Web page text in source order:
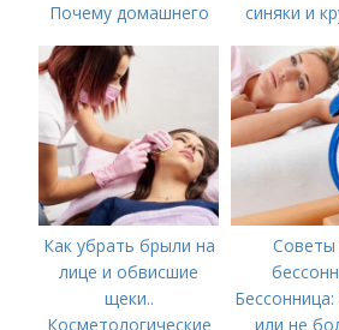
Почему домашнего
синяки и
Как убрать брыли на
лице и обвисшие
щеки..
Косметологические
Советы
или не